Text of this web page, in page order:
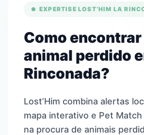
EXPERTISE LOST’HIM LA
Como encontrar
animal perdido
Rinconada?
Lost’Him combina alertas
mapa interativo e Pet Match
na procura de animais